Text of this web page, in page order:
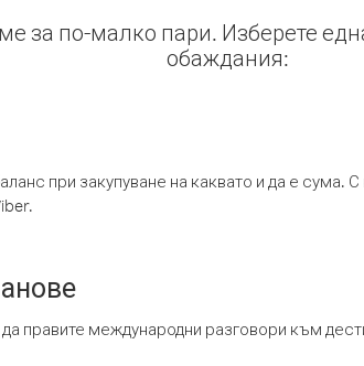
за по-малко пари. Изберете
обаждания:
при закупуване на каквато и да е
правите международни разговори към